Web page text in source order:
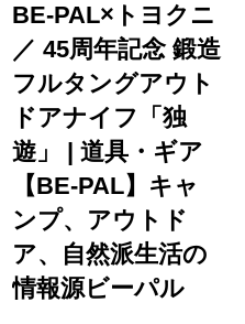
BE-PAL×トヨクニ
／ 45周年記念 鍛造
フルタングアウト
ドアナイフ「独
遊」 | 道具・ギア
【BE-PAL】キャ
ンプ、アウトド
ア、自然派生活の
情報源ビーパル